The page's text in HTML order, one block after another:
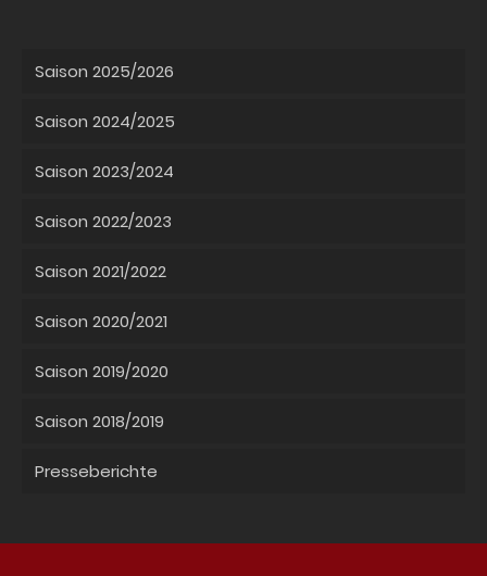
Saison 2025/2026
Saison 2024/2025
Saison 2023/2024
Saison 2022/2023
Saison 2021/2022
Saison 2020/2021
Saison 2019/2020
Saison 2018/2019
Presseberichte